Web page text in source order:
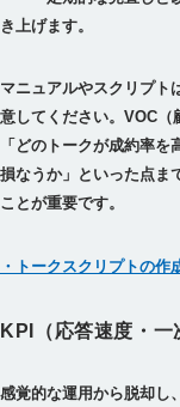
マニュアルやスクリプト
意してください。VOC（
「どのトークが成約率
損なうか」といった点ま
ことが重要です。
・トークスクリプトの作
KPI（応答速度・
感覚的な運用から脱却し